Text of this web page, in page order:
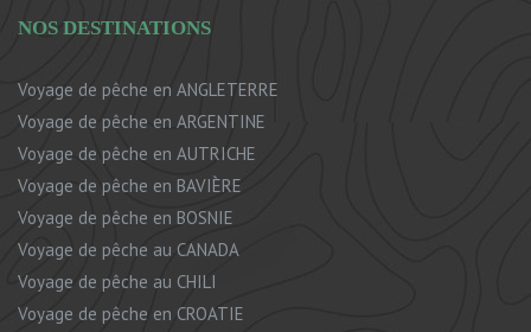
NOS DESTINATIONS
Voyage de pêche en ANGLETERRE
Voyage de pêche en ARGENTINE
Voyage de pêche en AUTRICHE
Voyage de pêche en BAVIÈRE
Voyage de pêche en BOSNIE
Voyage de pêche au CANADA
Voyage de pêche au CHILI
Voyage de pêche en CROATIE